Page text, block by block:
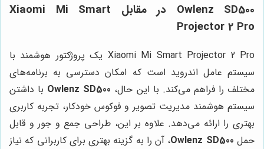
Owlenz SD500 در مقابل Xiaomi Mi Smart
Projector 2 Pro
Xiaomi Mi Smart Projector 2 Pro یک پروژکتور هوشمند با
سیستم عامل اندروید است که امکان دسترسی به برنامه‌های
مختلف را فراهم می‌کند. با این حال، Owlenz SD500 با داشتن
سیستم هوشمند مدیریت تصویر و فوکوس خودکار، تجربه کاربری
بهتری را ارائه می‌دهد. علاوه بر این، طراحی جمع و جور و قابل
حمل Owlenz SD500، آن را به گزینه بهتری برای کاربرانی که نیاز